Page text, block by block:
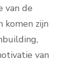
van de
komen zijn
van